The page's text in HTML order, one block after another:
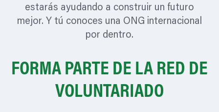
estarás ayudando a construir un futuro
mejor. Y tú conoces una ONG internacional
por dentro.
FORMA PARTE DE LA RED DE
VOLUNTARIADO